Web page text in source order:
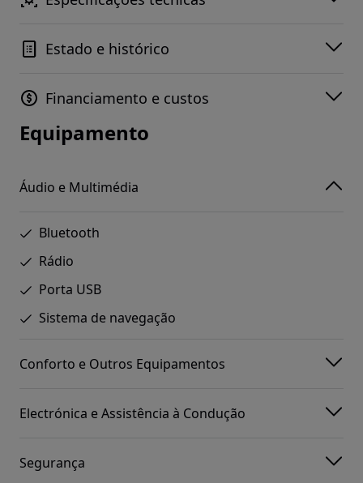
Estado e histórico
Financiamento e custos
Equipamento
Áudio e Multimédia
Bluetooth
Rádio
Porta USB
Sistema de navegação
Conforto e Outros Equipamentos
Electrónica e Assistência à Condução
Segurança